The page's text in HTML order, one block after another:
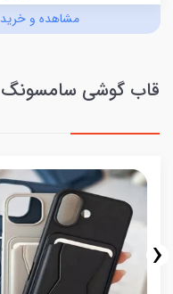
مشاهده و خرید
قاب گوشی سامسونگ
‹